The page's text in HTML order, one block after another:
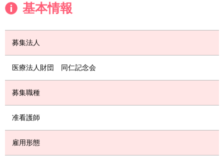
基本情報
募集法人
医療法人財団 同仁記念会
募集職種
准看護師
雇用形態